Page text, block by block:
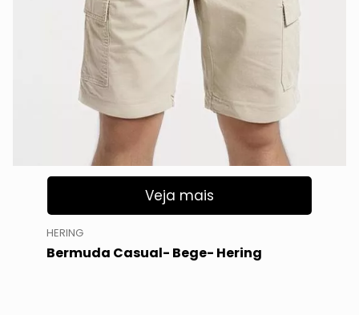
Veja mais
HERING
Bermuda Casual- Bege- Hering